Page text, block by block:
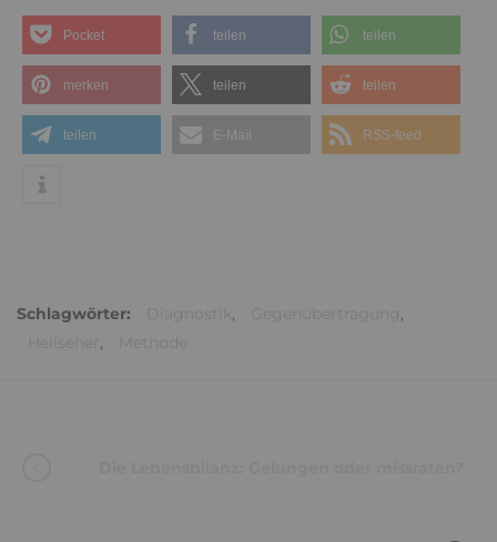
Pocket teilen teilen
merken teilen teilen
teilen E-Mail RSS-feed
Schlagwörter: ,
,
,